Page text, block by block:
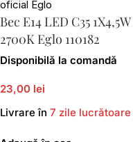
Bec E14 LED C35 1X4,5W
2700K Eglo 110182
Disponibilă la comandă
23,00 lei
Livrare în 7 zile lucrătoare